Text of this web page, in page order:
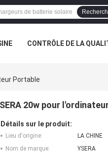
CONTRÔLE DE LA
Portable
20w pour
Détails sur le produit:
Lieu d'origine:
LA CHINE
Nom de marque:
YSERA